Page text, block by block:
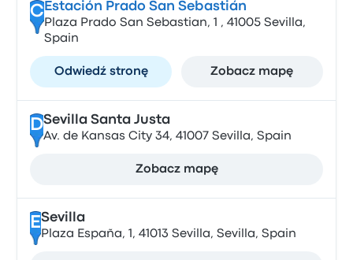
CEstación Prado San Sebastián
Plaza Prado San Sebastian, 1 , 41005 Sevilla,
Spain
Odwiedź stronę Zobacz mapę
DSevilla Santa Justa
Av. de Kansas City 34, 41007 Sevilla, Spain
Zobacz mapę
ESevilla
Plaza España, 1, 41013 Sevilla, Sevilla, Spain